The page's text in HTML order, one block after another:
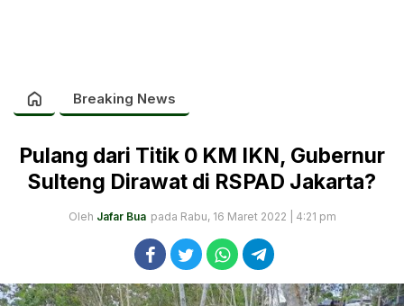
Breaking News
Pulang dari Titik 0 KM IKN, Gubernur
Sulteng Dirawat di RSPAD Jakarta?
Oleh Jafar Bua pada Rabu, 16 Maret 2022 | 4:21 pm